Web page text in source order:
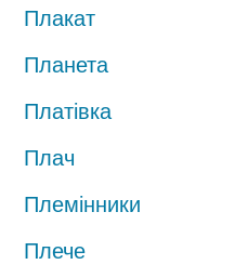
Плакат
Планета
Платівка
Плач
Племінники
Плече